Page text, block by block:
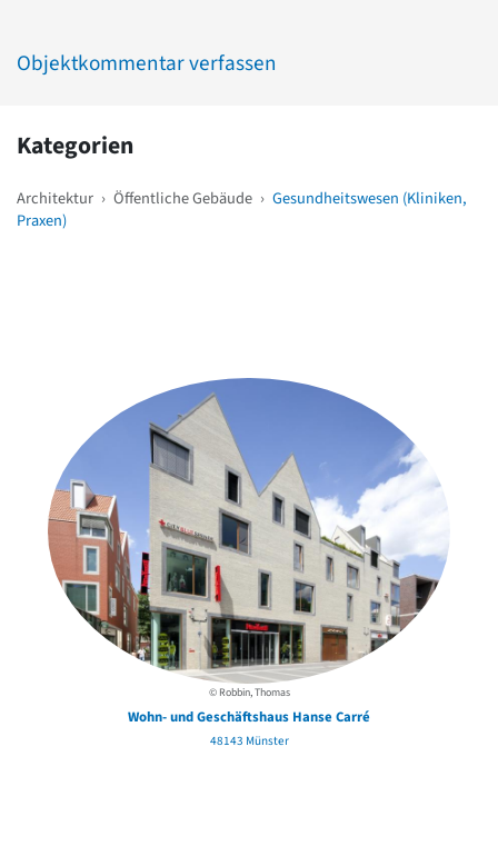
Objektkommentar verfassen
Kategorien
Architektur › Öffentliche Gebäude › Gesundheitswesen (Kliniken,
Praxen)
© Robbin, Thomas
Wohn- und Geschäftshaus Hanse Carré
48143 Münster